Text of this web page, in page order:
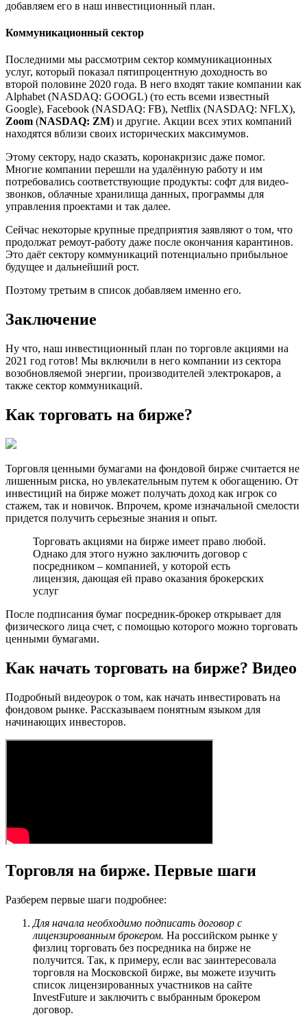
добавляем его в наш инвестиционный план.
Коммуникационный сектор
Последними мы рассмотрим сектор коммуникационных
услуг, который показал пятипроцентную доходность во
второй половине 2020 года. В него входят такие компании как
Alphabet (NASDAQ: GOOGL) (то есть всеми известный
Google), Facebook (NASDAQ: FB), Netflix (NASDAQ: NFLX),
Zoom (NASDAQ: ZM) и другие. Акции всех этих компаний
находятся вблизи своих исторических максимумов.
Этому сектору, надо сказать, коронакризис даже помог.
Многие компании перешли на удалённую работу и им
потребовались соответствующие продукты: софт для видео-
звонков, облачные хранилища данных, программы для
управления проектами и так далее.
Сейчас некоторые крупные предприятия заявляют о том, что
продолжат ремоут-работу даже после окончания карантинов.
Это даёт сектору коммуникаций потенциально прибыльное
будущее и дальнейший рост.
Поэтому третьим в список добавляем именно его.
Заключение
Ну что, наш инвестиционный план по торговле акциями на
2021 год готов! Мы включили в него компании из сектора
возобновляемой энергии, производителей электрокаров, а
также сектор коммуникаций.
Как торговать на бирже?
Торговля ценными бумагами на фондовой бирже считается не
лишенным риска, но увлекательным путем к обогащению. От
инвестиций на бирже может получать доход как игрок со
стажем, так и новичок. Впрочем, кроме изначальной смелости
придется получить серьезные знания и опыт.
Торговать акциями на бирже имеет право любой.
Однако для этого нужно заключить договор с
посредником – компанией, у которой есть
лицензия, дающая ей право оказания брокерских
услуг
После подписания бумаг посредник-брокер открывает для
физического лица счет, с помощью которого можно торговать
ценными бумагами.
Как начать торговать на бирже? Видео
Подробный видеоурок о том, как начать инвестировать на
фондовом рынке. Рассказываем понятным языком для
начинающих инвесторов.
Торговля на бирже. Первые шаги
Разберем первые шаги подробнее:
Для начала необходимо подписать договор с
лицензированным брокером. На российском рынке у
физлиц торговать без посредника на бирже не
получится. Так, к примеру, если вас заинтересовала
торговля на Московской бирже, вы можете изучить
список лицензированных участников на сайте
InvestFuture и заключить с выбранным брокером
договор.